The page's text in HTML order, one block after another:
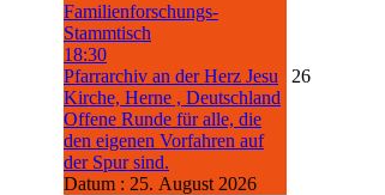
Familienforschungs-
Stammtisch
18:30
Pfarrarchiv an der Herz Jesu
Kirche, Herne , Deutschland
Offene Runde für alle, die
den eigenen Vorfahren auf
der Spur sind.
Datum : 25. August 2026
26